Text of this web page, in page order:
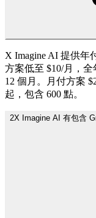
X Imagine AI 提供年
方案低至 $10/月，全
12 個月。月付方案
起，包含 600 點。
2X Imagine AI 有包含